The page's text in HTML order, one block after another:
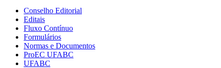
Conselho Editorial
Editais
Fluxo Contínuo
Formulários
Normas e Documentos
ProEC UFABC
UFABC